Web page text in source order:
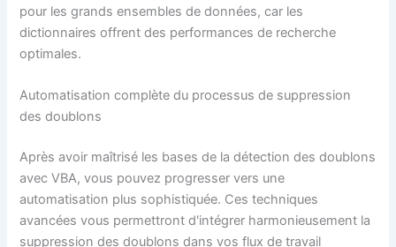
pour les grands ensembles de données, car les
dictionnaires offrent des performances de recherche
optimales.
Automatisation complète du processus de suppression
des doublons
Après avoir maîtrisé les bases de la détection des doublons
avec VBA, vous pouvez progresser vers une
automatisation plus sophistiquée. Ces techniques
avancées vous permettront d'intégrer harmonieusement la
suppression des doublons dans vos flux de travail